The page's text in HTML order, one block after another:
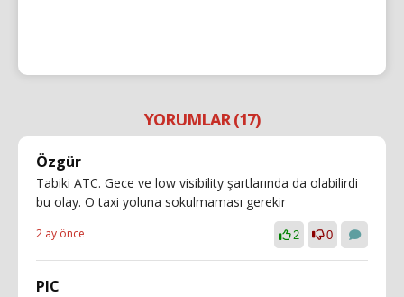
YORUMLAR (17)
Özgür
Tabiki ATC. Gece ve low visibility şartlarında da olabilirdi
bu olay. O taxi yoluna sokulmaması gerekir
2 ay önce 2 0
PIC